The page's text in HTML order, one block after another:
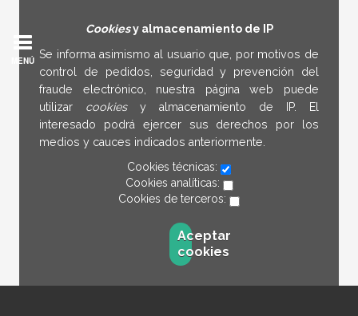
Cookiesy almacenamiento de IP
Se informa asimismo al usuario que, por motivos de
control de pedidos, seguridad y prevención del
fraude electrónico, nuestra página web puede
utilizar cookies y almacenamiento de IP. El
interesado podrá ejercer sus derechos por los
medios y cauces indicados anteriormente.
Cookies técnicas:
Cookies analíticas:
Cookies de terceros:
Aceptar
cookies
MENÚ